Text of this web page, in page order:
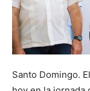
Santo Domingo. El